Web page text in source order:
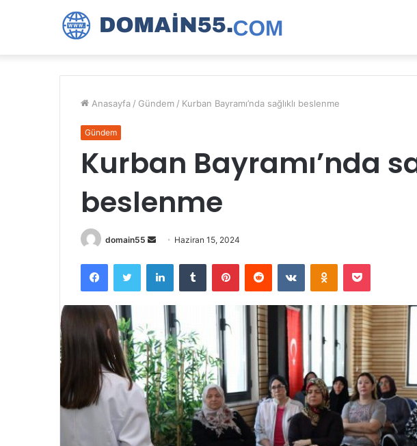
Anasayfa / Gündem / Kurban Bayramı’nda sağlıklı beslenme
Gündem
Kurban Bayramı’nda
beslenme
domain55
Bir
posta
göndermek
Haziran 15, 2024
FacebookTwitter LinkedInTumblr PinterestReddit VKontakteOdnoklassniki
Pocket